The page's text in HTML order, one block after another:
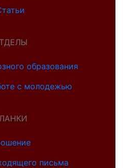
образования
с молодежью
письма